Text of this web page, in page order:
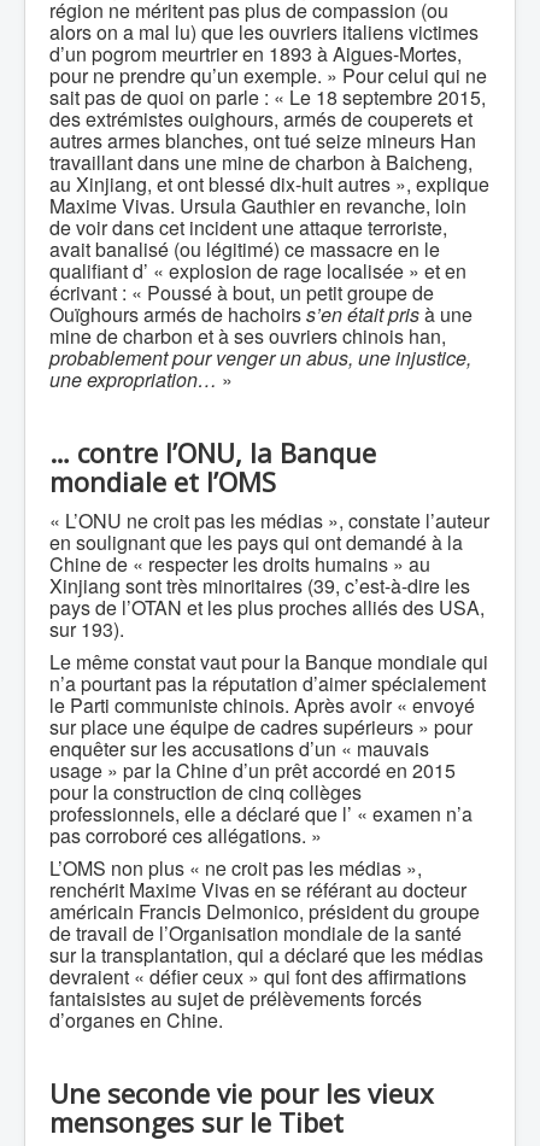
région ne méritent pas plus de compassion (ou
alors on a mal lu) que les ouvriers italiens victimes
d’un pogrom meurtrier en 1893 à Aigues-Mortes,
pour ne prendre qu’un exemple. » Pour celui qui ne
sait pas de quoi on parle : « Le 18 septembre 2015,
des extrémistes ouighours, armés de couperets et
autres armes blanches, ont tué seize mineurs Han
travaillant dans une mine de charbon à Baicheng,
au Xinjiang, et ont blessé dix-huit autres », explique
Maxime Vivas. Ursula Gauthier en revanche, loin
de voir dans cet incident une attaque terroriste,
avait banalisé (ou légitimé) ce massacre en le
qualifiant d’ « explosion de rage localisée » et en
écrivant : « Poussé à bout, un petit groupe de
Ouïghours armés de hachoirss’en était prisà une
mine de charbon et à ses ouvriers chinois han,
probablement pour venger un abus, une injustice,
une expropriation… »
… contre l’ONU, la Banque
mondiale et l’OMS
« L’ONU ne croit pas les médias », constate l’auteur
en soulignant que les pays qui ont demandé à la
Chine de « respecter les droits humains » au
Xinjiang sont très minoritaires (39, c’est-à-dire les
pays de l’OTAN et les plus proches alliés des USA,
sur 193).
Le même constat vaut pour la Banque mondiale qui
n’a pourtant pas la réputation d’aimer spécialement
le Parti communiste chinois. Après avoir « envoyé
sur place une équipe de cadres supérieurs » pour
enquêter sur les accusations d’un « mauvais
usage » par la Chine d’un prêt accordé en 2015
pour la construction de cinq collèges
professionnels, elle a déclaré que l’ « examen n’a
pas corroboré ces allégations. »
L’OMS non plus « ne croit pas les médias »,
renchérit Maxime Vivas en se référant au docteur
américain Francis Delmonico, président du groupe
de travail de l’Organisation mondiale de la santé
sur la transplantation, qui a déclaré que les médias
devraient « défier ceux » qui font des affirmations
fantaisistes au sujet de prélèvements forcés
d’organes en Chine.
Une seconde vie pour les vieux
mensonges sur le Tibet